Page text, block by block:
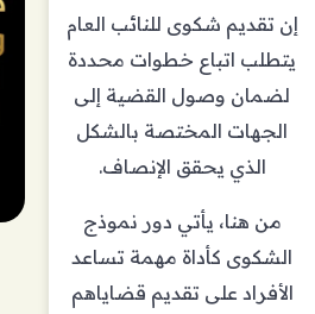
إن تقديم شكوى للنائب العام
يتطلب اتباع خطوات محددة
لضمان وصول القضية إلى
الجهات المختصة بالشكل
الذي يحقق الإنصاف.
من هنا، يأتي دور نموذج
الشكوى كأداة مهمة تساعد
الأفراد على تقديم قضاياهم